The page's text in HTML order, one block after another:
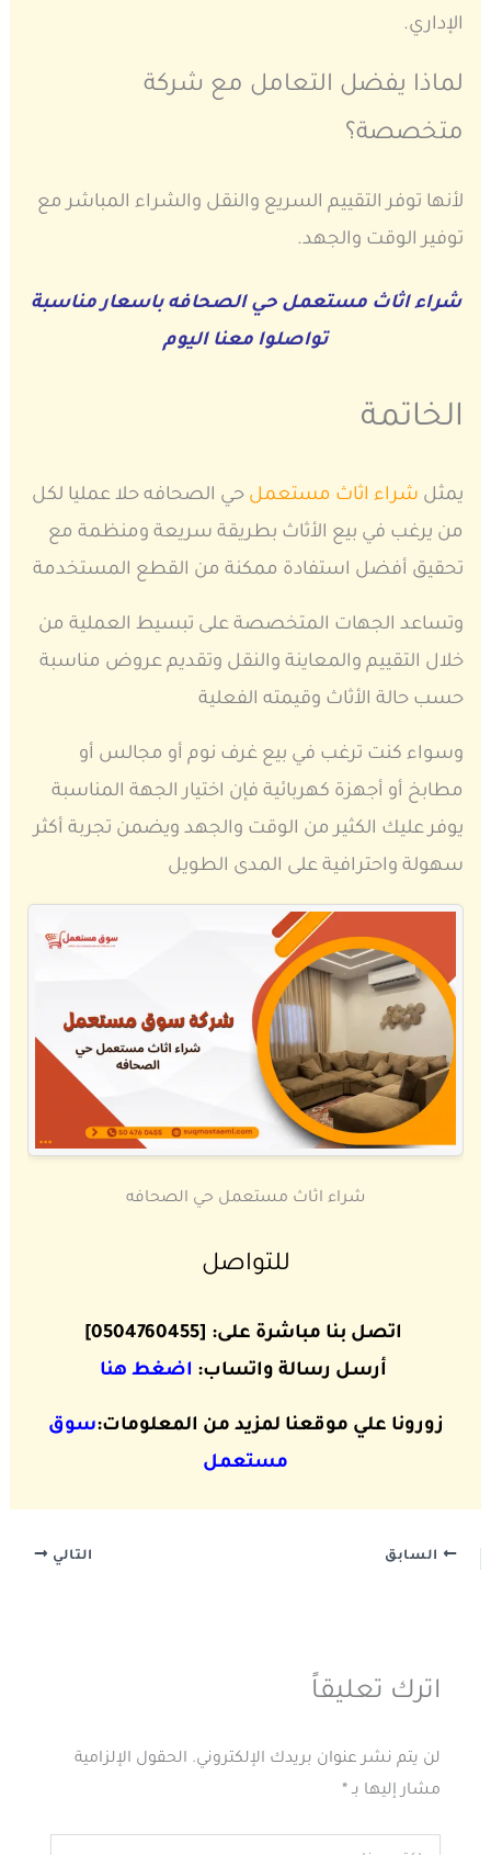
الإداري.
لماذا يفضل التعامل مع شركة
متخصصة؟
لأنها توفر التقييم السريع والنقل والشراء المباشر مع
توفير الوقت والجهد.
شراء اثاث مستعمل حي الصحافه باسعار مناسبة
تواصلوا معنا اليوم
الخاتمة
يمثل شراء اثاث مستعمل حي الصحافه حلا عمليا لكل
من يرغب في بيع الأثاث بطريقة سريعة ومنظمة مع
تحقيق أفضل استفادة ممكنة من القطع المستخدمة
وتساعد الجهات المتخصصة على تبسيط العملية من
خلال التقييم والمعاينة والنقل وتقديم عروض مناسبة
حسب حالة الأثاث وقيمته الفعلية
وسواء كنت ترغب في بيع غرف نوم أو مجالس أو
مطابخ أو أجهزة كهربائية فإن اختيار الجهة المناسبة
يوفر عليك الكثير من الوقت والجهد ويضمن تجربة أكثر
سهولة واحترافية على المدى الطويل
شراء اثاث مستعمل حي الصحافه
للتواصل
اتصل بنا مباشرة على: [0504760455]
أرسل رسالة واتساب: اضغط هنا
زورونا علي موقعنا لمزيد من المعلومات:سوق
مستعمل
السابق التالي
اترك تعليقاً
لن يتم نشر عنوان بريدك الإلكتروني. الحقول الإلزامية
مشار إليها بـ*